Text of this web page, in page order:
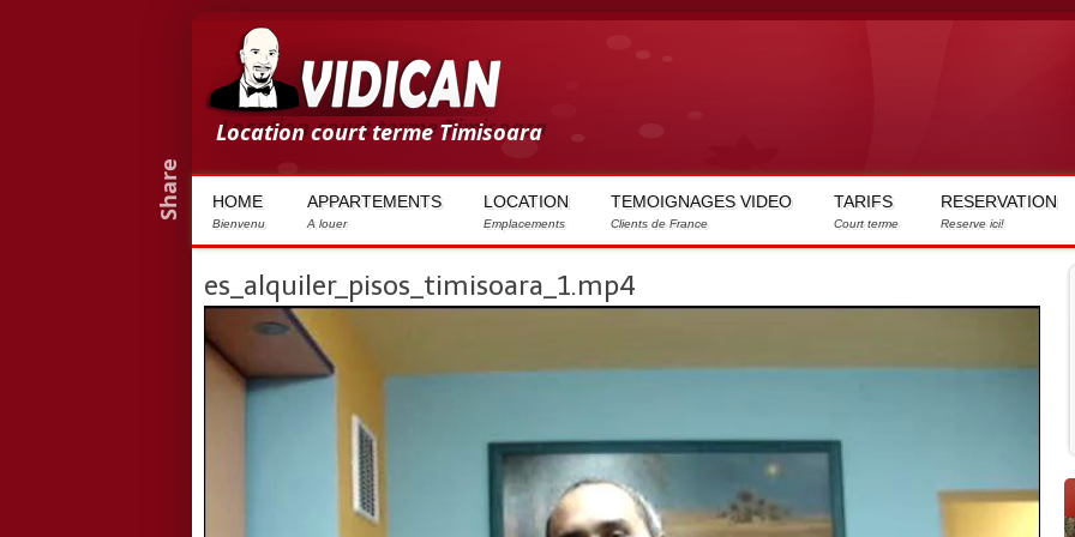
Aller
H
é
b
e
r
g
e
Location court terme Timisoara
HOME
Bienvenu
APPARTEMENTS
A louer
LOCATION
Emplacements
TEMOIGNAGES VIDEO
Clients de France
TARIFS
Court terme
RESERVATION
Reserve ici!
es_alquiler_pisos_timisoara_1.mp4
Share